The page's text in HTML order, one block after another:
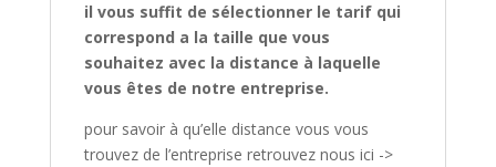
il vous suffit de sélectionner le tarif qui
correspond a la taille que vous
souhaitez avec la distance à laquelle
vous êtes de notre entreprise.
pour savoir à qu’elle distance vous vous
trouvez de l’entreprise retrouvez nous ici ->